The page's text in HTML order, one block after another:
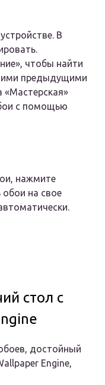
В
чтобы найти
предыдущими
«Мастерская»
с помощью
нажмите
обои на свое
стол с
достойный
Engine,